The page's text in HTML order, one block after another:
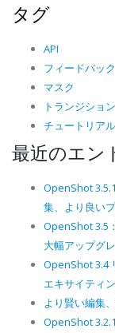
タグ
API
フィードバック
マスク
トランジション
チュートリアル
最近のエン
OpenShot
集、より良い
OpenShot 3.5
大幅アップグ
OpenShot 3.4
エキサイティ
より賢い編集
OpenShot